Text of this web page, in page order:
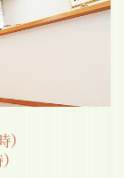
）